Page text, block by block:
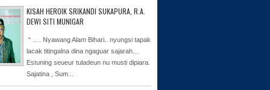
KISAH HEROIK SRIKANDI SUKAPURA, R.A.
DEWI SITI MUNIGAR
“ …. Nyawang Alam Bihari.. nyungsi tapak
lacak titingalna dina ngaguar sajarah…
Estuning seueur tuladeun nu musti dipiara.
Sajatina , Sum...